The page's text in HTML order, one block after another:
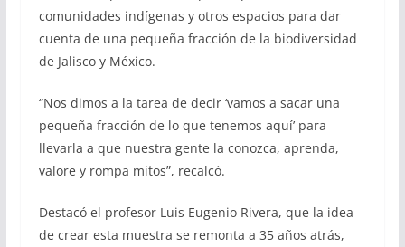
comunidades indígenas y otros espacios para dar
cuenta de una pequeña fracción de la biodiversidad
de Jalisco y México.
“Nos dimos a la tarea de decir ‘vamos a sacar una
pequeña fracción de lo que tenemos aquí’ para
llevarla a que nuestra gente la conozca, aprenda,
valore y rompa mitos”, recalcó.
Destacó el profesor Luis Eugenio Rivera, que la idea
de crear esta muestra se remonta a 35 años atrás,